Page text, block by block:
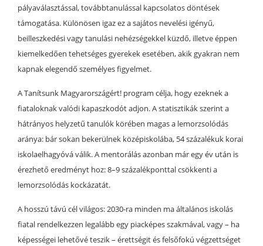
pályaválasztással, továbbtanulással kapcsolatos döntések
támogatása. Különösen igaz ez a sajátos nevelési igényű,
beilleszkedési vagy tanulási nehézségekkel küzdő, illetve éppen
kiemelkedően tehetséges gyerekek esetében, akik gyakran nem
kapnak elegendő személyes figyelmet.
A Tanítsunk Magyarországért! program célja, hogy ezeknek a
fiataloknak valódi kapaszkodót adjon. A statisztikák szerint a
hátrányos helyzetű tanulók körében magas a lemorzsolódás
aránya: bár sokan bekerülnek középiskolába, 54 százalékuk korai
iskolaelhagyóvá válik. A mentorálás azonban már egy év után is
érezhető eredményt hoz: 8–9 százalékponttal csökkenti a
lemorzsolódás kockázatát.
A hosszú távú cél világos: 2030-ra minden ma általános iskolás
fiatal rendelkezzen legalább egy piacképes szakmával, vagy – ha
képességei lehetővé teszik – érettségit és felsőfokú végzettséget